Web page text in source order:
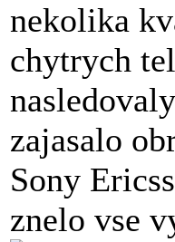
nekolika
chytrych
zajasalo
Sony
znelo vse